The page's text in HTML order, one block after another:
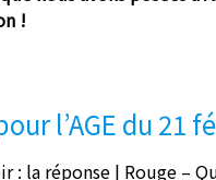
!
l’AGE du 21
: la réponse | Rouge –